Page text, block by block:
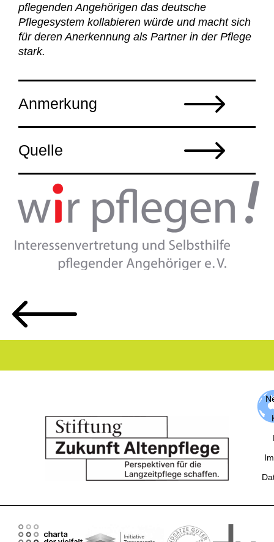
pflegenden Angehörigen das deutsche
Pflegesystem kollabieren würde und macht sich
für deren Anerkennung als Partner in der Pflege
stark.
Anmerkung
Quelle